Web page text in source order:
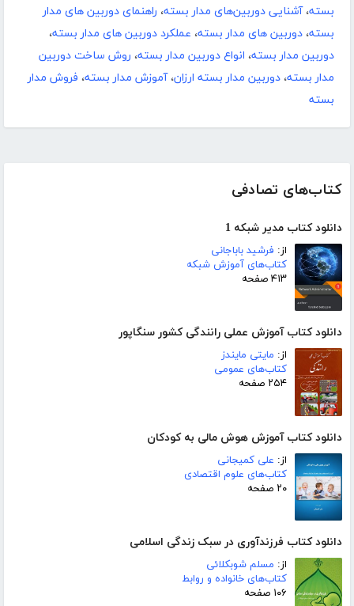
کتاب‌های تصادفی
دانلود کتاب مدیر شبکه 1
از: فرشید باباجانی
کتاب‌های آموزش شبکه
۴۱۳ صفحه
دانلود کتاب آموزش عملی رانندگی کشور سنگاپور
از: مایتی مایندز
کتاب‌های عمومی
۲۵۴ صفحه
دانلود کتاب آموزش هوش مالی به کودکان
از: علی کمیجانی
کتاب‌های علوم اقتصادی
۲۰ صفحه
دانلود کتاب فرزندآوری در سبک زندگی اسلامی
از: مسلم شوبکلائی
کتاب‌های خانواده و روابط
۱۰۶ صفحه
بسته،آشنایی دوربین‌های مدار بسته، راهنمای دوربین های مدار
بسته، دوربین های مدار بسته، عملکرد دوربین های مدار بسته،
دوربین مدار بسته، انواع دوربین مدار بسته، روش ساخت دوربین
مدار بسته، دوربین مدار بسته ارزان،آموزش مدار بسته، فروش مدار
بسته